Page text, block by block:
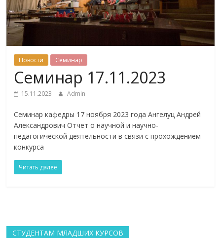
Новости Семинар
Семинар 17.11.2023
15.11.2023 Admin
Семинар кафедры 17 ноября 2023 года Ангелуц Андрей
Александрович Отчет о научной и научно-
педагогической деятельности в связи с прохождением
конкурса
Читать далее
СТУДЕНТАМ МЛАДШИХ КУРСОВ